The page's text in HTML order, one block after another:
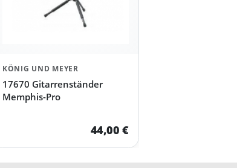
KÖNIG UND MEYER
17670 Gitarrenständer
Memphis-Pro
44,00 €